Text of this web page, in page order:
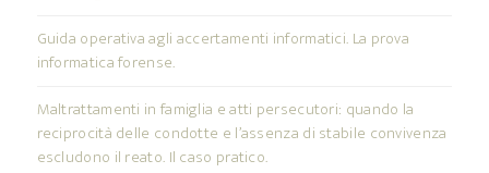
Guida operativa agli accertamenti informatici. La prova
informatica forense.
Maltrattamenti in famiglia e atti persecutori: quando la
reciprocità delle condotte e l’assenza di stabile convivenza
escludono il reato. Il caso pratico.